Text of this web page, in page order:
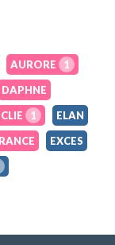
AURORE
1
DAPHNE
1
ELAN
EXCES